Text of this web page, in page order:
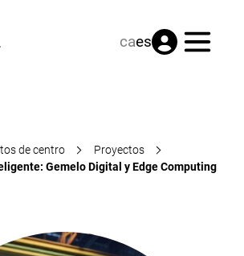
caes Menú
de centro
Proyectos
Gemelo Digital y Edge Computing